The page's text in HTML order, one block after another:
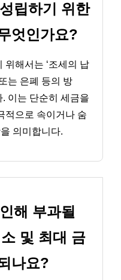
립하기 위한
엇인가요?
위해서는 ‘조세의 납
는 은폐 등의 방
. 이는 단순히 세금을
적으로 속이거나 숨
의미합니다.
해 부과될
및 최대 금
나요?